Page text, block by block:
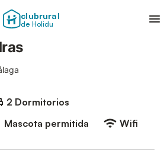
clubrural
de Holidu
2 Dormitorios
Mascota permitida Wifi